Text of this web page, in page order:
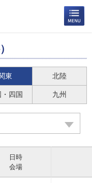
東 北陸
四国 九州
日時
会場